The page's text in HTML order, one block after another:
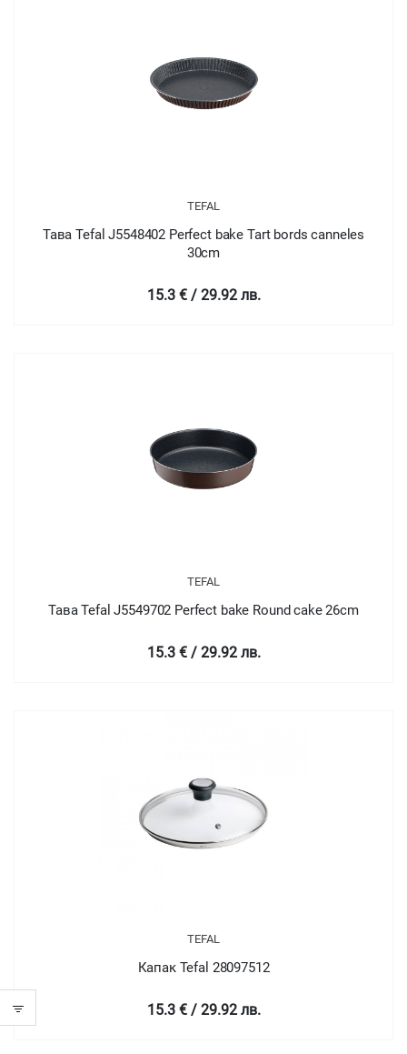
TEFAL
Тава Tefal J5548402 Perfect bake Tart bords canneles
30cm
15.3 € / 29.92 лв.
TEFAL
Тава Tefal J5549702 Perfect bake Round cake 26cm
15.3 € / 29.92 лв.
TEFAL
Капак Tefal 28097512
15.3 € / 29.92 лв.